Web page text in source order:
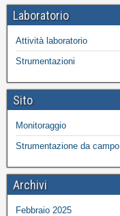
Laboratorio
Attività laboratorio
Strumentazioni
Sito
Monitoraggio
Strumentazione da campo
Archivi
Febbraio 2025